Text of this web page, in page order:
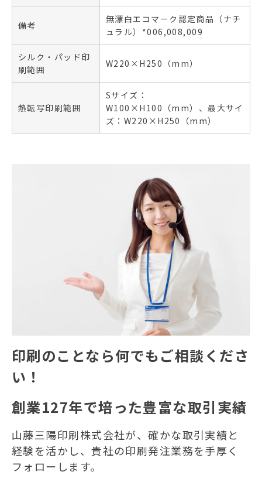
備考
無漂白エコマーク認定商品（ナチ
ュラル）*006,008,009
シルク・パッド印
刷範囲
W220×H250（mm）
熱転写印刷範囲
Sサイズ：
W100×H100（mm）、最大サイ
ズ：W220×H250（mm）
印刷のことなら何でもご相談くださ
い！
創業127年で培った豊富な取引実績
山藤三陽印刷株式会社が、確かな取引実績と
経験を活かし、貴社の印刷発注業務を手厚く
フォローします。